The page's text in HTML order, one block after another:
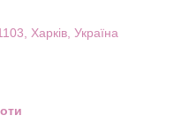
Харків, Україна